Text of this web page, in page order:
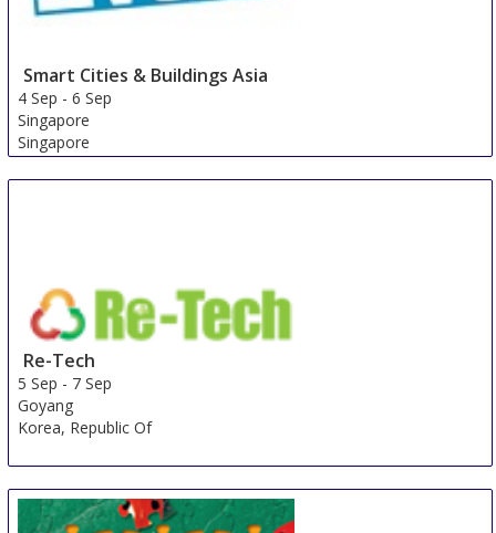
Smart Cities & Buildings Asia
4 Sep -6 Sep
Singapore
Singapore
Re-Tech
5 Sep - 7 Sep
Goyang
Korea, Republic Of